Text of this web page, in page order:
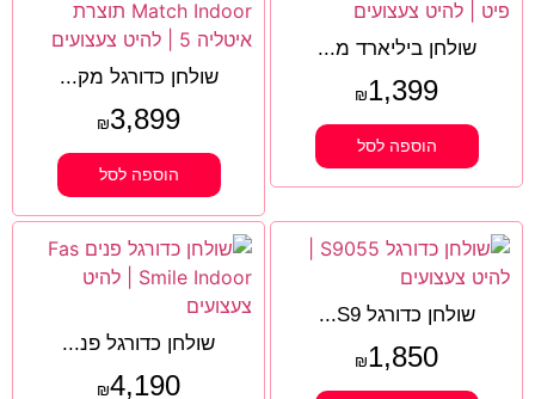
שולחן ביליארד מ...
₪1,399
הוספה לסל
שולחן כדורגל מק...
₪3,899
הוספה לסל
שולחן כדורגל S9...
₪1,850 שולחן כדורגל פנ...
₪4,190